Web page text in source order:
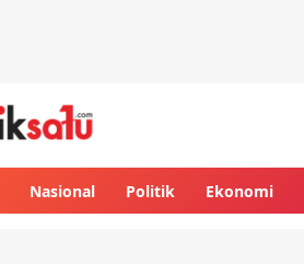
Nasional Politik Ekonomi